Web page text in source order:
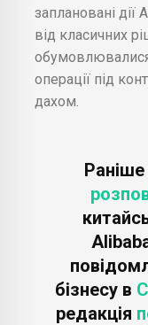
заплановані дії
від класичних
операції під
дахом.
бізнесу в
редакція